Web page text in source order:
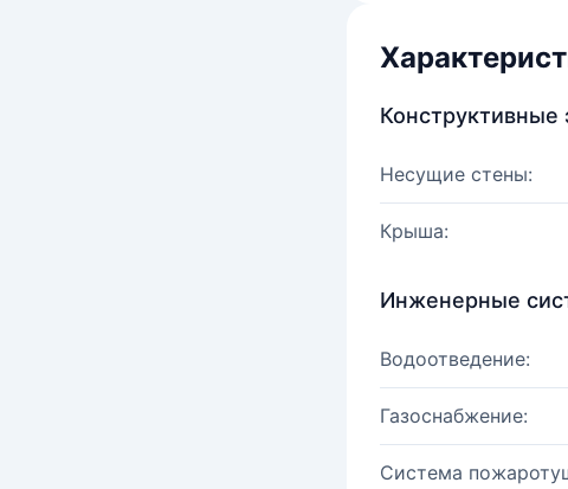
Конструктивные
Несущие стены:
Крыша:
Инженерные
Водоотведение:
Газоснабжение:
Система